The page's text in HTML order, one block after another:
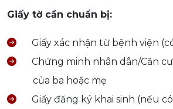
Giấy tờ cần chuẩn bị:
Giấy xác nhận từ bệnh viện
Chứng minh nhân dân/Căn
của ba hoặc mẹ
Giấy đăng ký khai sinh (nếu